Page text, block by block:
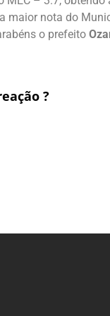
maior nota do
o prefeito
?